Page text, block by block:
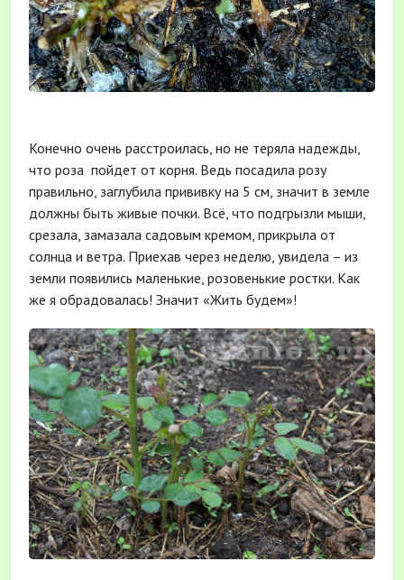
Конечно очень расстроилась, но не теряла надежды,
что роза пойдет от корня. Ведь посадила розу
правильно, заглубила прививку на 5 см, значит в земле
должны быть живые почки. Всё, что подгрызли мыши,
срезала, замазала садовым кремом, прикрыла от
солнца и ветра. Приехав через неделю, увидела – из
земли появились маленькие, розовенькие ростки. Как
же я обрадовалась! Значит «Жить будем»!